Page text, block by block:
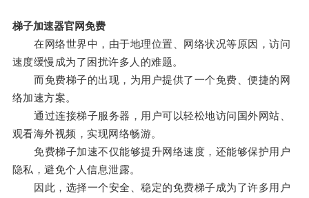
梯子加速器官网免费
在网络世界中，由于地理位置、网络状况等原因，访问
速度缓慢成为了困扰许多人的难题。
而免费梯子的出现，为用户提供了一个免费、便捷的网
络加速方案。
通过连接梯子服务器，用户可以轻松地访问国外网站、
观看海外视频，实现网络畅游。
免费梯子加速不仅能够提升网络速度，还能够保护用户
隐私，避免个人信息泄露。
因此，选择一个安全、稳定的免费梯子成为了许多用户